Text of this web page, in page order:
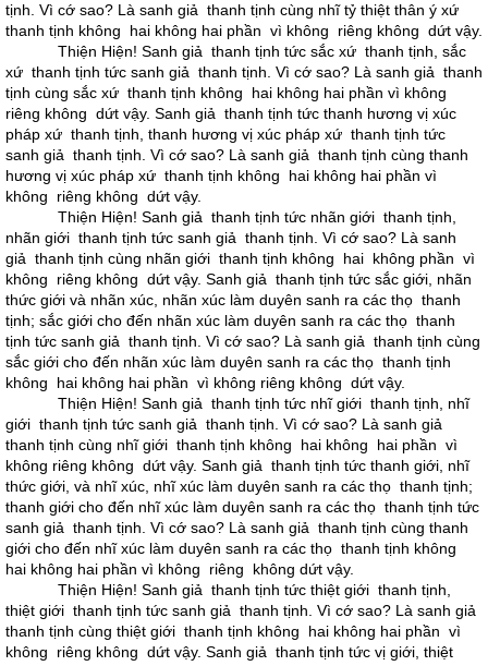
tịnh. Vì cớ sao? Là sanh giả thanh tịnh cùng nhĩ tỷ thiệt thân ý xứ
thanh tịnh không hai không hai phần vì không riêng không dứt vậy.
Thiện Hiện! Sanh giả thanh tịnh tức sắc xứ thanh tịnh, sắc
xứ thanh tịnh tức sanh giả thanh tịnh. Vì cớ sao? Là sanh giả thanh
tịnh cùng sắc xứ thanh tịnh không hai không hai phần vì không
riêng không dứt vậy. Sanh giả thanh tịnh tức thanh hương vị xúc
pháp xứ thanh tịnh, thanh hương vị xúc pháp xứ thanh tịnh tức
sanh giả thanh tịnh. Vì cớ sao? Là sanh giả thanh tịnh cùng thanh
hương vị xúc pháp xứ thanh tịnh không hai không hai phần vì
không riêng không dứt vậy.
Thiện Hiện! Sanh giả thanh tịnh tức nhãn giới thanh tịnh,
nhãn giới thanh tịnh tức sanh giả thanh tịnh. Vì cớ sao? Là sanh
giả thanh tịnh cùng nhãn giới thanh tịnh không hai không phần vì
không riêng không dứt vậy. Sanh giả thanh tịnh tức sắc giới, nhãn
thức giới và nhãn xúc, nhãn xúc làm duyên sanh ra các thọ thanh
tịnh; sắc giới cho đến nhãn xúc làm duyên sanh ra các thọ thanh
tịnh tức sanh giả thanh tịnh. Vì cớ sao? Là sanh giả thanh tịnh cùng
sắc giới cho đến nhãn xúc làm duyên sanh ra các thọ thanh tịnh
không hai không hai phần vì không riêng không dứt vậy.
Thiện Hiện! Sanh giả thanh tịnh tức nhĩ giới thanh tịnh, nhĩ
giới thanh tịnh tức sanh giả thanh tịnh. Vì cớ sao? Là sanh giả
thanh tịnh cùng nhĩ giới thanh tịnh không hai không hai phần vì
không riêng không dứt vậy. Sanh giả thanh tịnh tức thanh giới, nhĩ
thức giới, và nhĩ xúc, nhĩ xúc làm duyên sanh ra các thọ thanh tịnh;
thanh giới cho đến nhĩ xúc làm duyên sanh ra các thọ thanh tịnh tức
sanh giả thanh tịnh. Vì cớ sao? Là sanh giả thanh tịnh cùng thanh
giới cho đến nhĩ xúc làm duyên sanh ra các thọ thanh tịnh không
hai không hai phần vì không riêng không dứt vậy.
Thiện Hiện! Sanh giả thanh tịnh tức thiệt giới thanh tịnh,
thiệt giới thanh tịnh tức sanh giả thanh tịnh. Vì cớ sao? Là sanh giả
thanh tịnh cùng thiệt giới thanh tịnh không hai không hai phần vì
không riêng không dứt vậy. Sanh giả thanh tịnh tức vị giới, thiệt